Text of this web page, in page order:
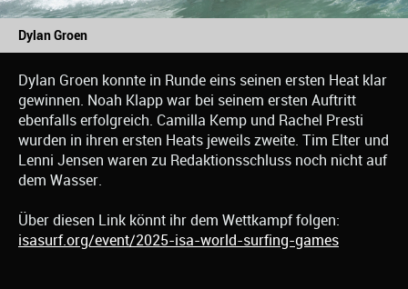
Dylan Groen
Dylan Groen konnte in Runde eins seinen ersten Heat klar
gewinnen. Noah Klapp war bei seinem ersten Auftritt
ebenfalls erfolgreich. Camilla Kemp und Rachel Presti
wurden in ihren ersten Heats jeweils zweite. Tim Elter und
Lenni Jensen waren zu Redaktionsschluss noch nicht auf
dem Wasser.
Über diesen Link könnt ihr dem Wettkampf folgen:
isasurf.org/event/2025-isa-world-surfing-games